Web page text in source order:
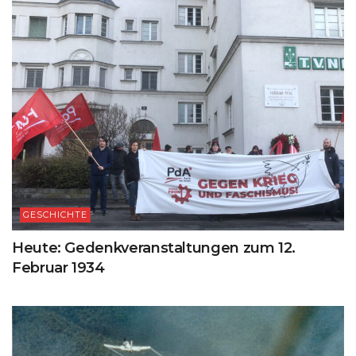
GESCHICHTE
Heute: Gedenkveranstaltungen zum 12.
Februar 1934